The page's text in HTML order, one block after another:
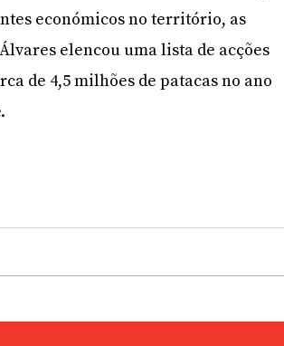
económicos no território, as
elencou uma lista de acções
de 4,5 milhões de patacas no ano